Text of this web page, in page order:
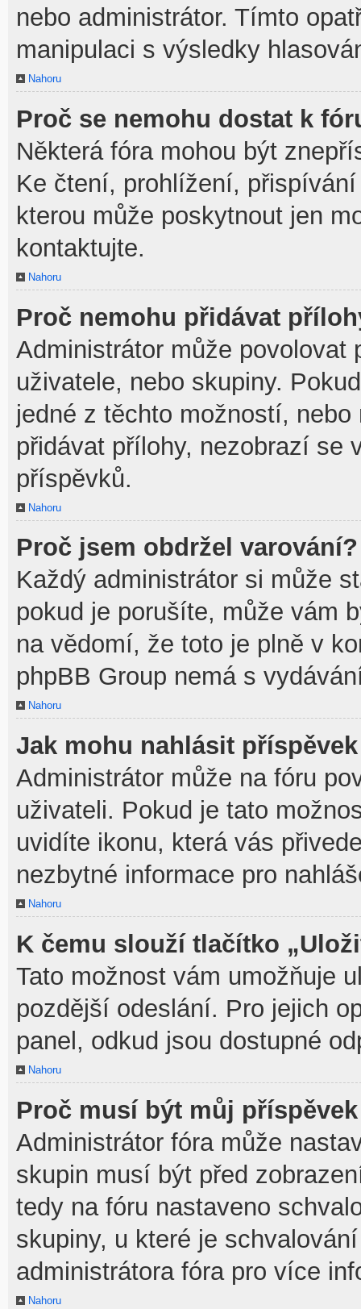
nebo administrátor. Tímto
manipulaci s výsledky
Nahoru
Proč se nemohu dostat k
Některá fóra mohou být
Ke čtení, prohlížení,
kterou může poskytnout jen
kontaktujte.
Nahoru
Proč nemohu přidávat
Administrátor může povolovat
uživatele, nebo skupiny.
jedné z těchto možností,
přidávat přílohy, nezobrazí se
příspěvků.
Nahoru
Proč jsem obdržel varování?
Každý administrátor si může
pokud je porušíte, může vám
na vědomí, že toto je plně v
phpBB Group nemá s
Nahoru
Jak mohu nahlásit
Administrátor může na fóru
uživateli. Pokud je tato
uvidíte ikonu, která vás
nezbytné informace pro
Nahoru
K čemu slouží tlačítko
Tato možnost vám umožňuje
pozdější odeslání. Pro jejich
panel, odkud jsou dostupné
Nahoru
Proč musí být můj
Administrátor fóra může
skupin musí být před
tedy na fóru nastaveno
skupiny, u které je
administrátora fóra pro více
Nahoru